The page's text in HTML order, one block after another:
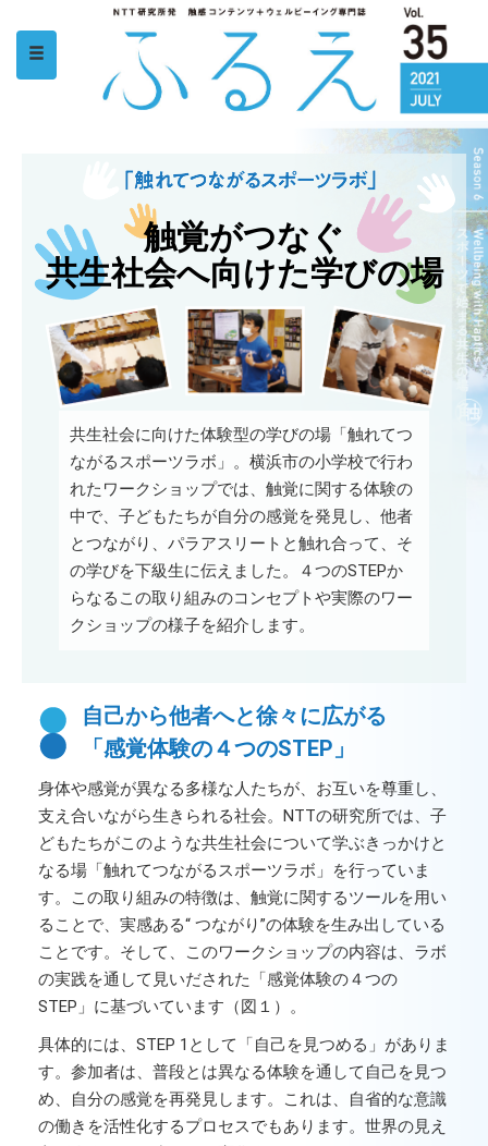
触覚がつなぐ
共生社会へ向けた学びの場
共生社会に向けた体験型の学びの場「触れてつ
ながるスポーツラボ」。横浜市の小学校で行わ
れたワークショップでは、触覚に関する体験の
中で、子どもたちが自分の感覚を発見し、他者
とつながり、パラアスリートと触れ合って、そ
の学びを下級生に伝えました。４つのSTEPか
らなるこの取り組みのコンセプトや実際のワー
クショップの様子を紹介します。
自己から他者へと徐々に広がる
「感覚体験の４つのSTEP」
身体や感覚が異なる多様な人たちが、お互いを尊重し、
支え合いながら生きられる社会。NTTの研究所では、子
どもたちがこのような共生社会について学ぶきっかけと
なる場「触れてつながるスポーツラボ」を行っていま
す。この取り組みの特徴は、触覚に関するツールを用い
ることで、実感ある“ つながり”の体験を生み出している
ことです。そして、このワークショップの内容は、ラボ
の実践を通して見いだされた「感覚体験の４つの
STEP」に基づいています（図１）。
具体的には、STEP 1として「自己を見つめる」がありま
す。参加者は、普段とは異なる体験を通して自己を見つ
め、自分の感覚を再発見します。これは、自省的な意識
の働きを活性化するプロセスでもあります。世界の見え